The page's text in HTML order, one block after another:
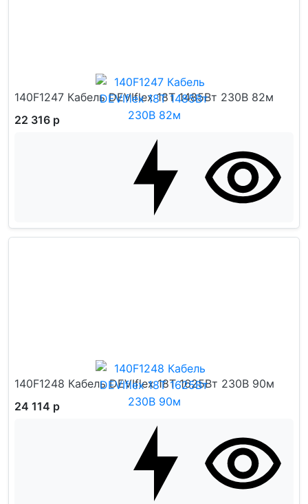
140F1247 Кабель DEVIflex 18T 1485Вт 230В 82м
22 316 р
140F1248 Кабель DEVIflex 18T 1625Вт 230В 90м
24 114 р